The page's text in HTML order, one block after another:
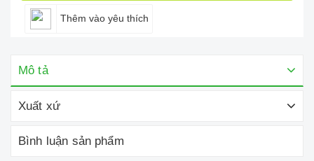
Thêm vào yêu thích
Mô tả
Xuất xứ
Bình luận sản phẩm